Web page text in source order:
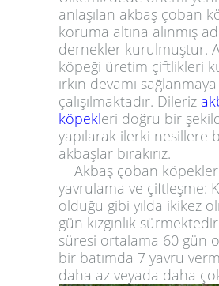
anlaşılan akbaş çoban
koruma altına alınmış
dernekler kurulmuştur.
köpeği üretim çiftlikleri
ırkın devamı sağlanmaya
çalışılmaktadır. Dileriz
köpekleri doğru bir
yapılarak ilerki nesillere
akbaşlar bırakırız.
Akbaş çoban
yavrulama ve çiftleşme:
olduğu gibi yılda ikikez
gün kızgınlık
süresi ortalama 60 gün
bir batımda 7 yavru
daha az veyada daha